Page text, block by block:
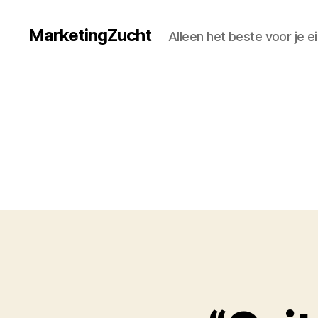
MarketingZucht Alleen het beste voor je